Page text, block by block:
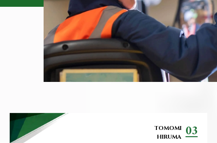
TOMOMI
HIRUMA 03